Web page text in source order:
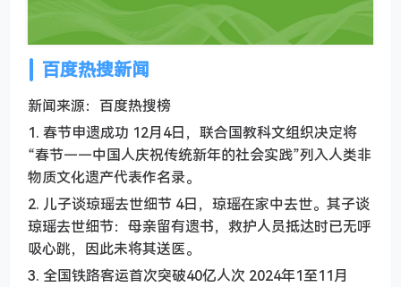
百度热搜新闻
新闻来源：百度热搜榜
1. 春节申遗成功 12月4日，联合国教科文组织决定将
“春节——中国人庆祝传统新年的社会实践”列入人类非
物质文化遗产代表作名录。
2. 儿子谈琼瑶去世细节 4日，琼瑶在家中去世。其子谈
琼瑶去世细节：母亲留有遗书，救护人员抵达时已无呼
吸心跳，因此未将其送医。
3. 全国铁路客运首次突破40亿人次 2024年1至11月